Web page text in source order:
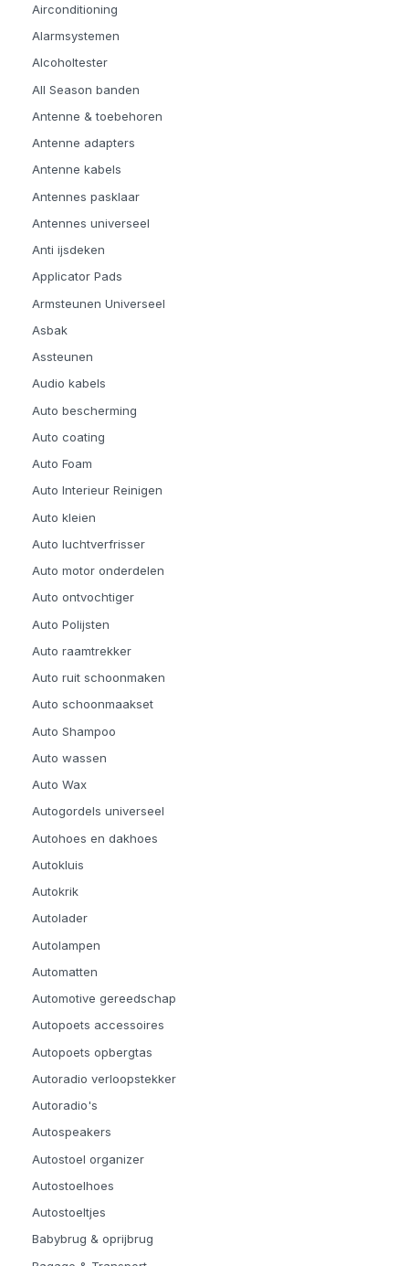
Airconditioning
Alarmsystemen
Alcoholtester
All Season banden
Antenne & toebehoren
Antenne adapters
Antenne kabels
Antennes pasklaar
Antennes universeel
Anti ijsdeken
Applicator Pads
Armsteunen Universeel
Asbak
Assteunen
Audio kabels
Auto bescherming
Auto coating
Auto Foam
Auto Interieur Reinigen
Auto kleien
Auto luchtverfrisser
Auto motor onderdelen
Auto ontvochtiger
Auto Polijsten
Auto raamtrekker
Auto ruit schoonmaken
Auto schoonmaakset
Auto Shampoo
Auto wassen
Auto Wax
Autogordels universeel
Autohoes en dakhoes
Autokluis
Autokrik
Autolader
Autolampen
Automatten
Automotive gereedschap
Autopoets accessoires
Autopoets opbergtas
Autoradio verloopstekker
Autoradio's
Autospeakers
Autostoel organizer
Autostoelhoes
Autostoeltjes
Babybrug & oprijbrug